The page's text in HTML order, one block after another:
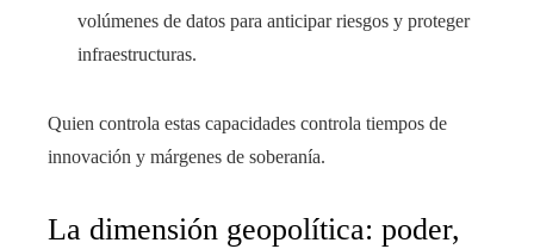
volúmenes de datos para anticipar riesgos y proteger
infraestructuras.
Quien controla estas capacidades controla tiempos de
innovación y márgenes de soberanía.
La dimensión geopolítica: poder,